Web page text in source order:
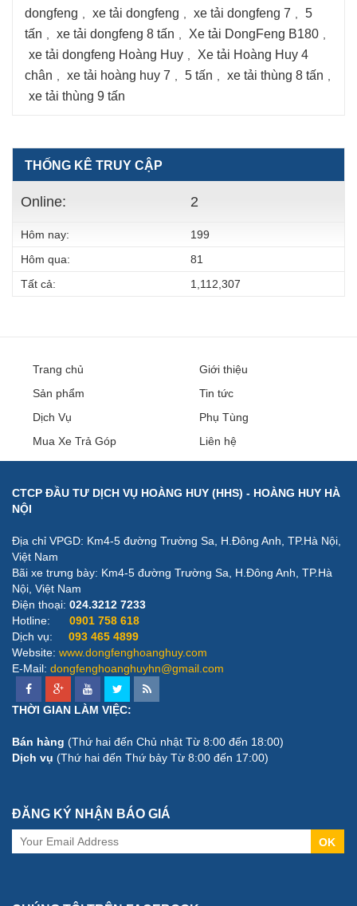
dongfeng , xe tải dongfeng , xe tải dongfeng 7 ,
5
tấn , xe tải dongfeng 8 tấn , Xe tải DongFeng B180 ,
xe tải dongfeng Hoàng Huy ,
Xe tải Hoàng Huy 4
chân , xe tải hoàng huy 7 , 5 tấn , xe tải thùng 8 tấn ,
xe tải thùng 9 tấn
THỐNG KÊ TRUY CẬP
Online: 2
Hôm nay:
199
Hôm qua:
81
Tất cả:
1,112,307
Trang chủ
Giới thiệu
Sản phẩm
Tin tức
Dịch Vụ
Phụ Tùng
Mua Xe Trả Góp
Liên hệ
CTCP ĐẦU TƯ DỊCH VỤ HOÀNG HUY (HHS) - HOÀNG HUY HÀ
NỘI
Địa chỉ VPGD: Km4-5 đường Trường Sa, H.Đông Anh, TP.Hà Nội,
Việt Nam
Bãi xe trưng bày: ​Km4-5 đường Trường Sa, H.Đông Anh, TP.Hà
Nội, Việt Nam
Điện thoại: 024.3212 7233
Hotline: 0901 758 618
Dịch vụ: 093 465 4899
Website: www.dongfenghoanghuy.com
E-Mail: dongfenghoanghuyhn@gmail.com
THỜI GIAN LÀM VIỆC:
Bán hàng (Thứ hai đến Chủ nhật Từ 8:00 đến 18:00)
Dịch vụ (Thứ hai đến Thứ bảy Từ 8:00 đến 17:00)
ĐĂNG KÝ NHẬN BÁO GIÁ